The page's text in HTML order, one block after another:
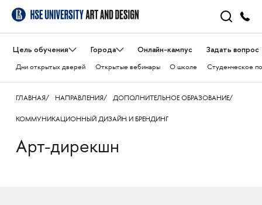
Цель обучения Города Онлайн-кампус Задать вопрос
Дни открытых дверей Открытые вебинары О школе Студенческое
ГЛАВНАЯ НАПРАВЛЕНИЯ ДОПОЛНИТЕЛЬНОЕ ОБРАЗОВАНИЕ
КОММУНИКАЦИОННЫЙ ДИЗАЙН И БРЕНДИНГ
Арт-дирекшн